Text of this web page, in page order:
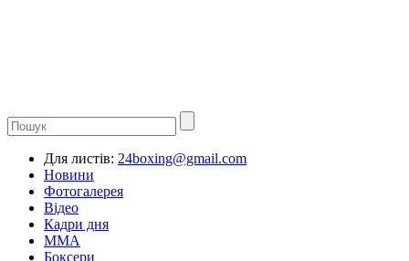
Для листів: 24boxing@gmail.com
Новини
Фотогалерея
Відео
Кадри дня
ММА
Боксери